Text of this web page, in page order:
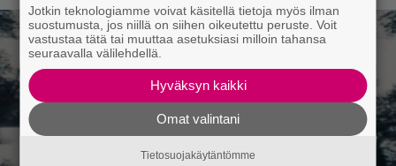
Jotkin teknologiamme voivat käsitellä tietoja myös ilman
suostumusta, jos niillä on siihen oikeutettu peruste. Voit
vastustaa tätä tai muuttaa asetuksiasi milloin tahansa
seuraavalla välilehdellä.
Hyväksyn kaikki
Omat valintani
Tietosuojakäytäntömme